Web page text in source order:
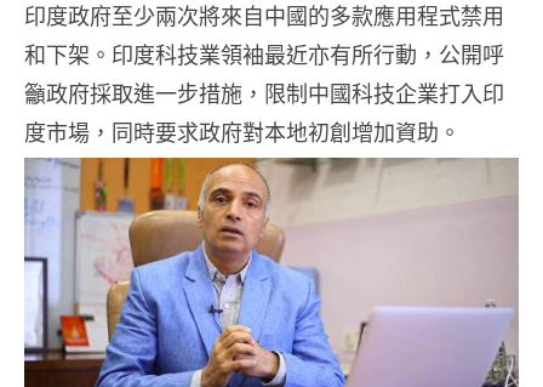
印度政府至少兩次將來自中國的多款應用程式禁用
和下架。印度科技業領袖最近亦有所行動，公開呼
籲政府採取進一步措施，限制中國科技企業打入印
度市場，同時要求政府對本地初創增加資助。